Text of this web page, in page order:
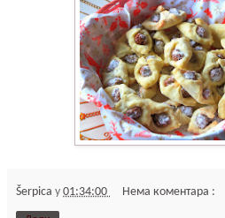
Šerpica у 01:34:00 Нема коментара :